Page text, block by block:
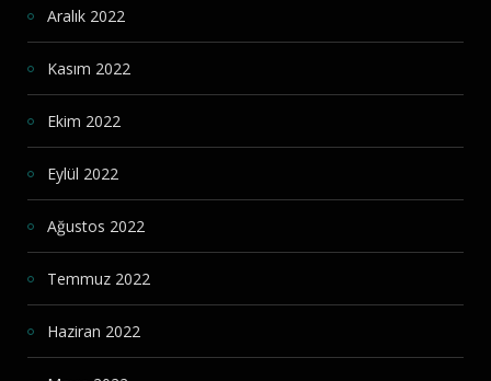
Aralık 2022
Kasım 2022
Ekim 2022
Eylül 2022
Ağustos 2022
Temmuz 2022
Haziran 2022